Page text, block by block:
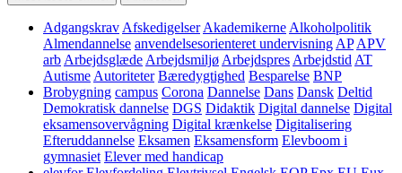
Adgangskrav Afskedigelser Akademikerne Alkoholpolitik
Almendannelse anvendelsesorienteret undervisning AP APV
arb Arbejdsglæde Arbejdsmiljø Arbejdspres Arbejdstid AT
Autisme Autoriteter Bæredygtighed Besparelse BNP
Brobygning campus Corona Dannelse Dans Dansk Deltid
Demokratisk dannelse DGS Didaktik Digital dannelse Digital
eksamensovervågning Digital krænkelse Digitalisering
Efteruddannelse Eksamen Eksamensform Elevboom i
gymnasiet Elever med handicap